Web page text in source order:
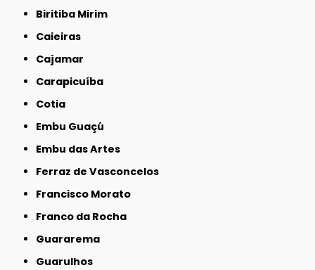
Biritiba Mirim
Caieiras
Cajamar
Carapicuíba
Cotia
Embu Guaçú
Embu das Artes
Ferraz de Vasconcelos
Francisco Morato
Franco da Rocha
Guararema
Guarulhos